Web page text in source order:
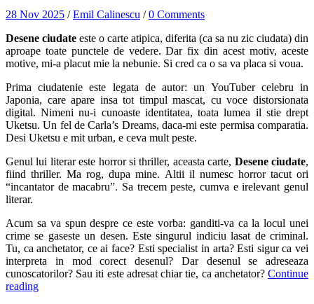
28 Nov 2025 /Emil Calinescu /0 Comments
Desene ciudate este o carte atipica, diferita (ca sa nu zic ciudata) din
aproape toate punctele de vedere. Dar fix din acest motiv, aceste
motive, mi-a placut mie la nebunie. Si cred ca o sa va placa si voua.
Prima ciudatenie este legata de autor: un YouTuber celebru in
Japonia, care apare insa tot timpul mascat, cu voce distorsionata
digital. Nimeni nu-i cunoaste identitatea, toata lumea il stie drept
Uketsu. Un fel de Carla’s Dreams, daca-mi este permisa comparatia.
Desi Uketsu e mit urban, e ceva mult peste.
Genul lui literar este horror si thriller, aceasta carte, Desene ciudate,
fiind thriller. Ma rog, dupa mine. Altii il numesc horror tacut ori
“incantator de macabru”. Sa trecem peste, cumva e irelevant genul
literar.
Acum sa va spun despre ce este vorba: ganditi-va ca la locul unei
crime se gaseste un desen. Este singurul indiciu lasat de criminal.
Tu, ca anchetator, ce ai face? Esti specialist in arta? Esti sigur ca vei
interpreta in mod corect desenul? Dar desenul se adreseaza
cunoscatorilor? Sau iti este adresat chiar tie, ca anchetator? Continue
reading